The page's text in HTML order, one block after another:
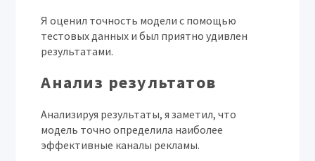
Я оценил точность модели с помощью
тестовых данных и был приятно удивлен
результатами.
Анализ результатов
Анализируя результаты, я заметил, что
модель точно определила наиболее
эффективные каналы рекламы.